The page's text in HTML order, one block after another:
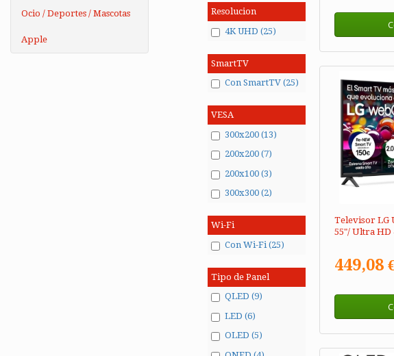
Ocio / Deportes / Mascotas
Apple
Resolucion
4K UHD (25)
SmartTV
Con SmartTV (25)
VESA
300x200 (13)
200x200 (7)
200x100 (3)
300x300 (2)
Wi-Fi
Con Wi-Fi (25)
Tipo de Panel
QLED (9)
LED (6)
OLED (5)
Televisor LG
55"/ Ultra HD
449,08